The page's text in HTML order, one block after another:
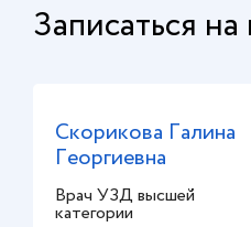
Записаться
Скорикова Галина
Георгиевна
Врач УЗД высшей
категории